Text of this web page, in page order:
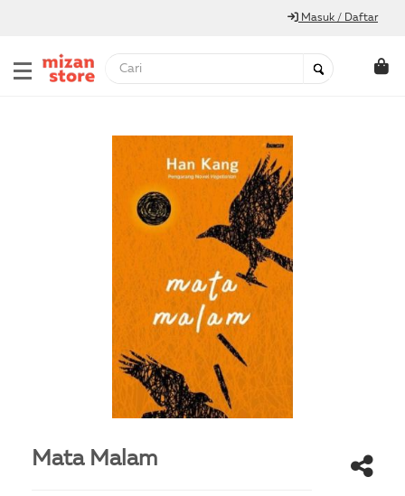
Masuk / Daftar
Mata Malam